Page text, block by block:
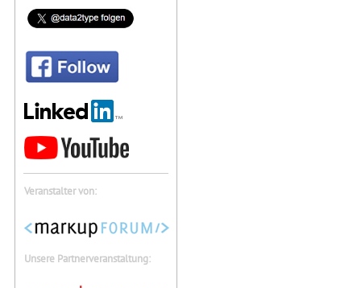
Veranstalter von:
Unsere Partnerveranstaltung: